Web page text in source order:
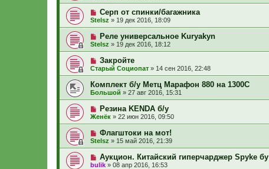
Серп от спинки/багажника
Stelsz » 19 дек 2016, 18:09
Реле универсальное Kuryakyn
Stelsz » 19 дек 2016, 18:12
Закройте
Старый Социопат » 14 сен 2016, 22:48
Комплект б/у Метц Марафон 880 на 1300С
Большой » 27 авг 2016, 15:31
Резина KENDA б/у
Женёк » 22 июн 2016, 09:50
Флагштоки на мот!
Stelsz » 15 май 2016, 21:39
Аукцион. Китайский гиперчарджер Spyke бу
bulik » 08 апр 2016, 16:53